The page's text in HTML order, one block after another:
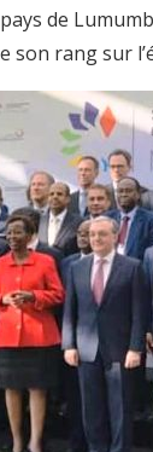
de
son rang sur